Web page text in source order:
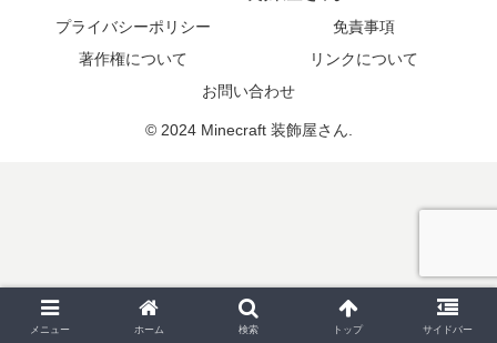
プライバシーポリシー
免責事項
著作権について
リンクについて
お問い合わせ
© 2024 Minecraft 装飾屋さん.
メニュー ホーム 検索 トップ サイドバー